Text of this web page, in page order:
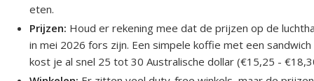
eten.
Prijzen: Houd er rekening mee dat de prijzen op de
in mei 2026 fors zijn. Een simpele koffie met een sandwich
kost je al snel 25 tot 30 Australische dollar (€15,25 -